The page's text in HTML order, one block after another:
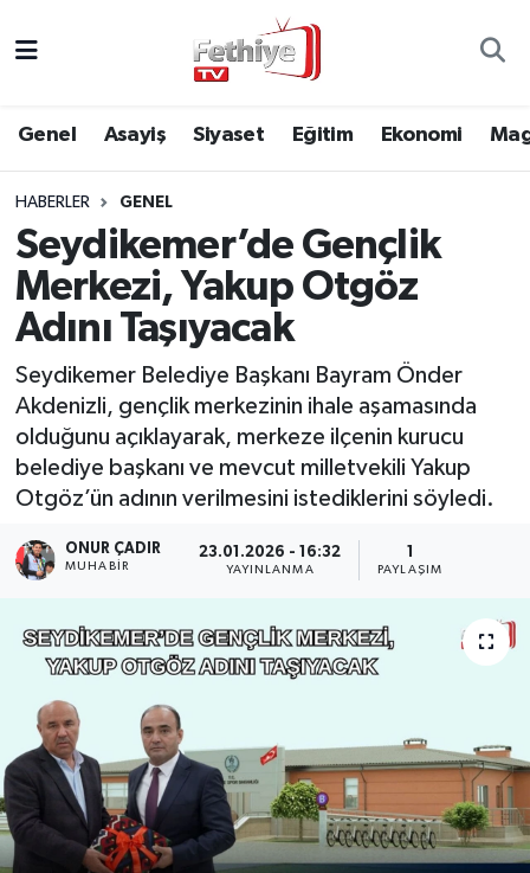
Genel Asayiş Siyaset Eğitim Ekonomi
HABERLER GENEL
Seydikemer’de Gençlik
Merkezi, Yakup Otgöz
Adını Taşıyacak
Seydikemer Belediye Başkanı Bayram Önder
Akdenizli, gençlik merkezinin ihale aşamasında
olduğunu açıklayarak, merkeze ilçenin kurucu
belediye başkanı ve mevcut milletvekili Yakup
Otgöz’ün adının verilmesini istediklerini söyledi.
ONUR ÇADIR
MUHABİR
23.01.2026 - 16:32
YAYINLANMA
1
PAYLAŞIM
Asayiş
Eğitim
Ekonomi
Magazin
Spor
Turizm
Muğla Hava Durumu
Muğla Namaz Vakitleri
Muğla Trafik Yoğunluk Haritası
Süper Lig Puan Durumu ve Fikstür
Tüm Manşetler
Son Dakika Haberleri
Haber Arşivi